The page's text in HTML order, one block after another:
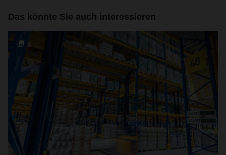
Das könnte Sie auch interessieren
2